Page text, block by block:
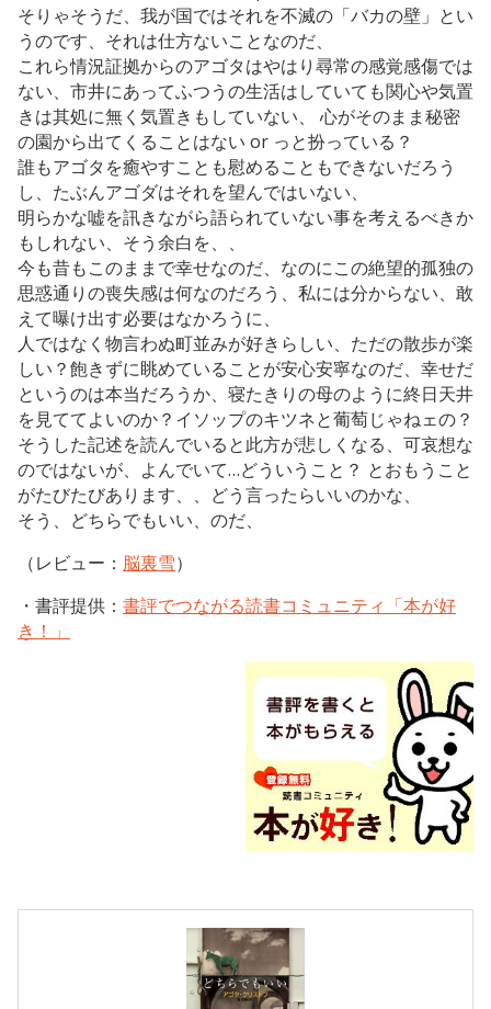
そりゃそうだ、我が国ではそれを不滅の「バカの壁」とい
うのです、それは仕方ないことなのだ、
これら情況証拠からのアゴタはやはり尋常の感覚感傷では
ない、市井にあってふつうの生活はしていても関心や気置
きは其処に無く気置きもしていない、 心がそのまま秘密
の園から出てくることはない or っと扮っている？
誰もアゴタを癒やすことも慰めることもできないだろう
し、たぶんアゴダはそれを望んではいない、
明らかな嘘を訊きながら語られていない事を考えるべきか
もしれない、そう余白を、、
今も昔もこのままで幸せなのだ、なのにこの絶望的孤独の
思惑通りの喪失感は何なのだろう、私には分からない、敢
えて曝け出す必要はなかろうに、
人ではなく物言わぬ町並みが好きらしい、ただの散歩が楽
しい？飽きずに眺めていることが安心安寧なのだ、幸せだ
というのは本当だろうか、寝たきりの母のように終日天井
を見ててよいのか？イソップのキツネと葡萄じゃねェの？
そうした記述を読んでいると此方が悲しくなる、可哀想な
のではないが、よんでいて…どういうこと？ とおもうこと
がたびたびあります、、どう言ったらいいのかな、
そう、どちらでもいい、のだ、
（レビュー： 脳裏雪）
・書評提供： 書評でつながる読書コミュニティ「本が好
き！」